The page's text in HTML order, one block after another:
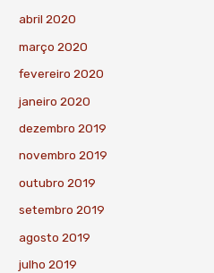
abril 2020
março 2020
fevereiro 2020
janeiro 2020
dezembro 2019
novembro 2019
outubro 2019
setembro 2019
agosto 2019
julho 2019